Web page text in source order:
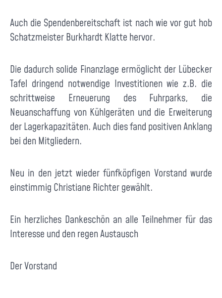
Auch die Spendenbereitschaft ist nach wie vor gut hob
Schatzmeister Burkhardt Klatte hervor.
Die dadurch solide Finanzlage ermöglicht der Lübecker
Tafel dringend notwendige Investitionen wie z.B. die
schrittweise Erneuerung des Fuhrparks, die
Neuanschaffung von Kühlgeräten und die Erweiterung
der Lagerkapazitäten. Auch dies fand positiven Anklang
bei den Mitgliedern.
Neu in den jetzt wieder fünfköpfigen Vorstand wurde
einstimmig Christiane Richter gewählt.
Ein herzliches Dankeschön an alle Teilnehmer für das
Interesse und den regen Austausch
Der Vorstand